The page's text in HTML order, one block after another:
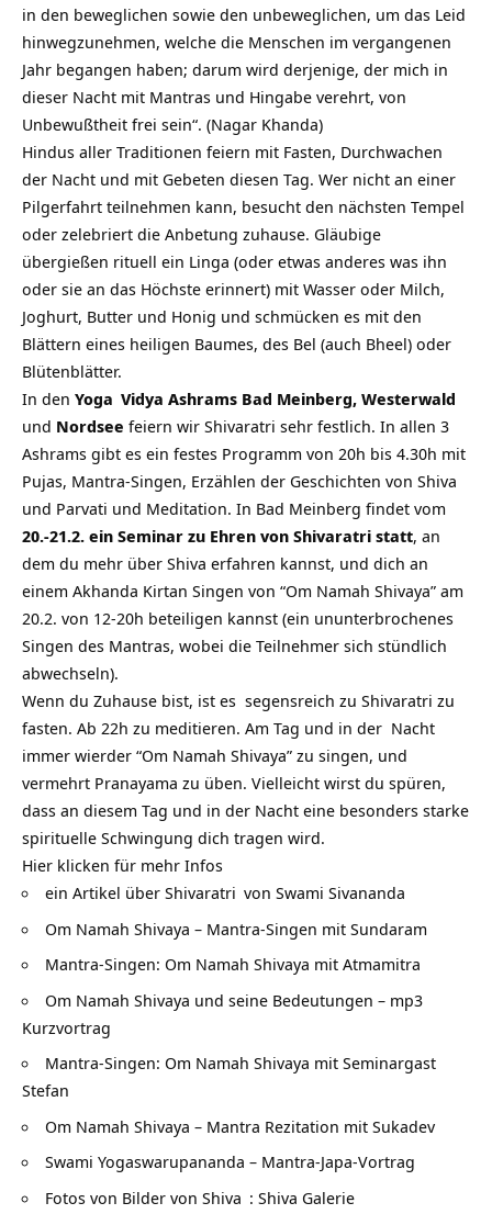
in den beweglichen sowie den unbeweglichen, um das Leid
hinwegzunehmen, welche die Menschen im vergangenen
Jahr begangen haben; darum wird derjenige, der mich in
dieser Nacht mit Mantras und Hingabe verehrt, von
Unbewußtheit frei sein“. (Nagar Khanda)
Hindus aller Traditionen feiern mit Fasten, Durchwachen
der Nacht und mit Gebeten diesen Tag. Wer nicht an einer
Pilgerfahrt teilnehmen kann, besucht den nächsten Tempel
oder zelebriert die Anbetung zuhause. Gläubige
übergießen rituell ein Linga (oder etwas anderes was ihn
oder sie an das Höchste erinnert) mit Wasser oder Milch,
Joghurt, Butter und Honig und schmücken es mit den
Blättern eines heiligen Baumes, des Bel (auch Bheel) oder
Blütenblätter.
In den Yoga Vidya Ashrams Bad Meinberg, Westerwald
und Nordsee feiern wir Shivaratri sehr festlich. In allen 3
Ashrams gibt es ein festes Programm von 20h bis 4.30h mit
Pujas, Mantra-Singen, Erzählen der Geschichten von Shiva
und Parvati und Meditation. In Bad Meinberg findet vom
20.-21.2. ein Seminar zu Ehren von Shivaratri statt, an
dem du mehr über Shiva erfahren kannst, und dich an
einem Akhanda Kirtan Singen von “Om Namah Shivaya” am
20.2. von 12-20h beteiligen kannst (ein ununterbrochenes
Singen des Mantras, wobei die Teilnehmer sich stündlich
abwechseln).
Wenn du Zuhause bist, ist es segensreich zu Shivaratri zu
fasten. Ab 22h zu meditieren. Am Tag und in der Nacht
immer wierder “Om Namah Shivaya” zu singen, und
vermehrt Pranayama zu üben. Vielleicht wirst du spüren,
dass an diesem Tag und in der Nacht eine besonders starke
spirituelle Schwingung dich tragen wird.
Hier klicken für mehr Infos
ein Artikel über Shivaratri von Swami Sivananda
Om Namah Shivaya – Mantra-Singen mit Sundaram
Mantra-Singen: Om Namah Shivaya mit Atmamitra
Om Namah Shivaya und seine Bedeutungen – mp3
Kurzvortrag
Mantra-Singen: Om Namah Shivaya mit Seminargast
Stefan
Om Namah Shivaya – Mantra Rezitation mit Sukadev
Swami Yogaswarupananda – Mantra-Japa-Vortrag
Fotos von Bilder von Shiva : Shiva Galerie